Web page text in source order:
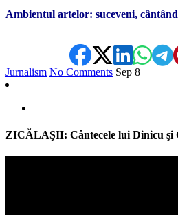
Ambientul artelor: suceveni,
Jurnalism No Comments Sep 8
ZICĂLAŞII: Cântecele lui Dinicu şi